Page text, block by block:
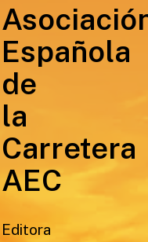
Española
de
la
Carretera
AEC
Editora